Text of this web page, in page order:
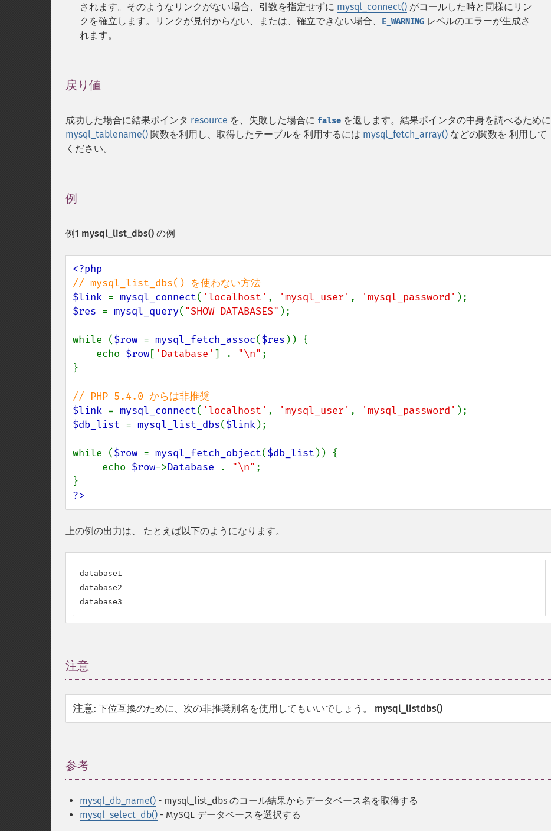
されます。そのようなリンクがない場合、引数を指定せずに mysql_connect() がコールした時と同様にリン
クを確立します。リンクが見付からない、または、確立できない場合、
E_WARNING レベルのエラーが生成さ
れます。
戻り値
成功した場合に結果ポインタ resource を、失敗した場合に false を返します。結果ポインタの中身を調べるために
mysql_tablename() 関数を利用し、取得したテーブルを 利用するには mysql_fetch_array() などの関数を 利用して
ください。
例
例1 mysql_list_dbs() の例
$link = mysql_connect( 'localhost' , 'mysql_user' , 'mysql_password'
$res = mysql_query( "SHOW DATABASES" );
while ($row = mysql_fetch_assoc($res )) {
    echo
$row[ 'Database' ] . "\n" ;
}
$link = mysql_connect( 'localhost' , 'mysql_user' , 'mysql_password'
$db_list = mysql_list_dbs($link);
while ($row = mysql_fetch_object($db_list )) {
     echo
$row->Database . "\n" ;
?>
上の例の出力は、 たとえば以下のようになります。
database1
database2
database3
注意
注意: 下位互換のために、次の非推奨別名を使用してもいいでしょう。 mysql_listdbs()
参考
mysql_db_name() - mysql_list_dbs のコール結果からデータベース名を取得する
mysql_select_db() - MySQL データベースを選択する